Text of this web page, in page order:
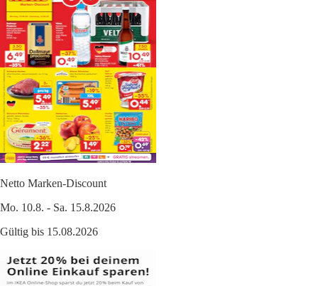
Netto Marken-Discount
Mo. 10.8. - Sa. 15.8.2026
Gültig bis 15.08.2026